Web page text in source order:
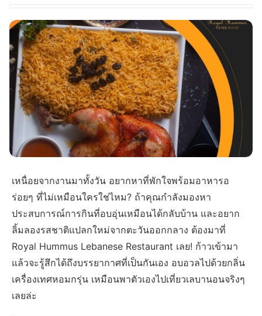
เหนื่อยจากงานมาทั้งวัน อยากหาที่พักใจพร้อมอาหารอ
ร่อยๆ ที่ไม่เหมือนใครใช่ไหม? ถ้าคุณกำลังมองหา
ประสบการณ์การกินที่อบอุ่นเหมือนได้กลับบ้าน และอยาก
ลิ้มลองรสชาติแปลกใหม่จากตะวันออกกลาง ต้องมาที่
Royal Hummus Lebanese Restaurant เลย! ก้าวเข้ามา
แล้วจะรู้สึกได้ถึงบรรยากาศที่เป็นกันเอง อบอวลไปด้วยกลิ่น
เครื่องเทศหอมกรุ่น เหมือนพาตัวเองไปเที่ยวเลบานอนจริงๆ
เลยล่ะ